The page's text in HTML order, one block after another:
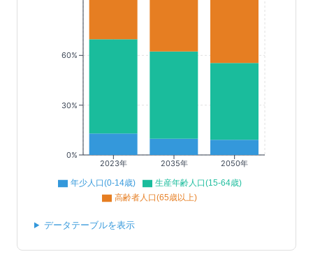
2023年 2035年 2050年
0%
30%
60%
年少人口(0-14歳)
生産年齢人口(15-64歳)
高齢者人口(65歳以上)
データテーブルを表示